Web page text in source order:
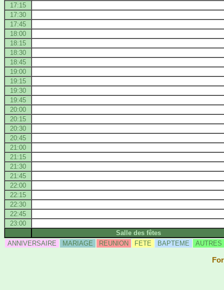
17:15
17:30
17:45
18:00
18:15
18:30
18:45
19:00
19:15
19:30
19:45
20:00
20:15
20:30
20:45
21:00
21:15
21:30
21:45
22:00
22:15
22:30
22:45
23:00
Salle des fêtes
ANNIVERSAIRE
MARIAGE REUNION FETE BAPTEME AUTRES